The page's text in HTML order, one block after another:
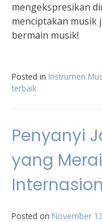
mengekspresikan
menciptakan musik
bermain musik!
Posted in Instrumen
terbaik
Penyanyi
yang
Posted on November